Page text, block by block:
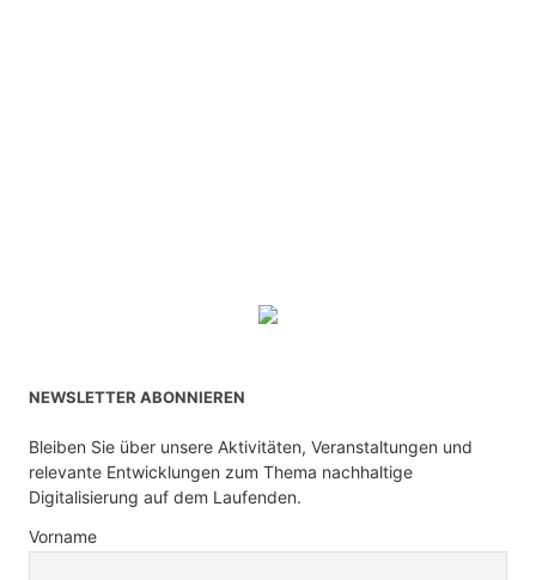
NEWSLETTER ABONNIEREN
Bleiben Sie über unsere Aktivitäten, Veranstaltungen und
relevante Entwicklungen zum Thema nachhaltige
Digitalisierung auf dem Laufenden.
Vorname